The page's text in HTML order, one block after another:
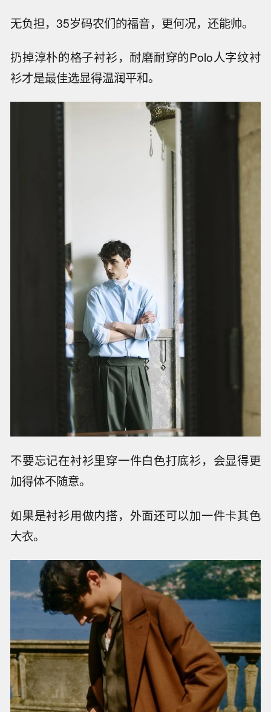
无负担，35岁码农们的福音，更何况，还能帅。
扔掉淳朴的格子衬衫，耐磨耐穿的Polo人字纹衬
衫才是最佳选显得温润平和。
不要忘记在衬衫里穿一件白色打底衫，会显得更
加得体不随意。
如果是衬衫用做内搭，外面还可以加一件卡其色
大衣。